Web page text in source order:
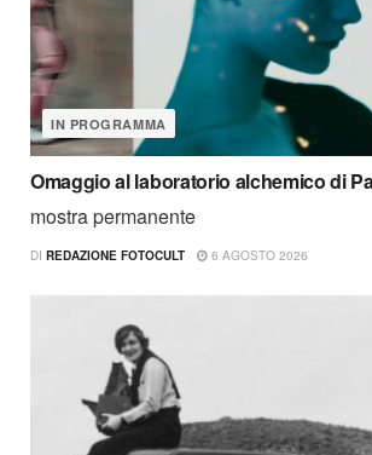
IN PROGRAMMA
Omaggio al laboratorio alchemico di
mostra permanente
DI REDAZIONE FOTOCULT 6 AGOSTO 2026